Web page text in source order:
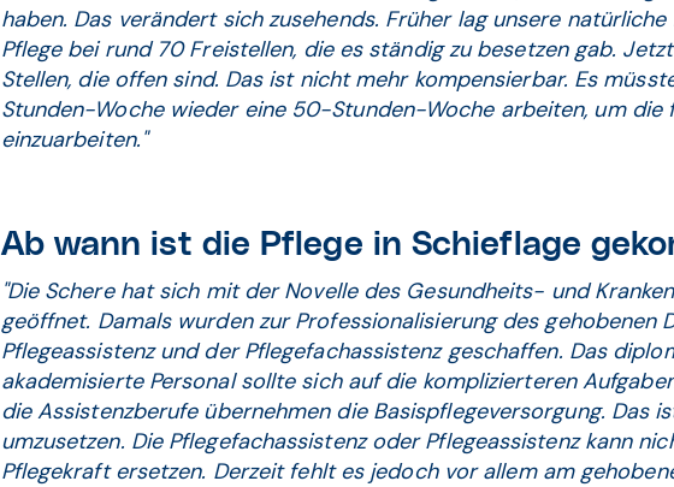
haben. Das verändert sich zusehends. Früher lag unsere
Pflege bei rund 70 Freistellen, die es ständig zu besetzen gab.
Stellen, die offen sind. Das ist nicht mehr kompensierbar. Es
Stunden-Woche wieder eine 50-Stunden-Woche arbeiten, um die
einzuarbeiten."
Ab wann ist die Pflege in Schieflage
"Die Schere hat sich mit der Novelle des Gesundheits- und
geöffnet. Damals wurden zur Professionalisierung des gehobenen
Pflegeassistenz und der Pflegefachassistenz geschaffen. Das
akademisierte Personal sollte sich auf die komplizierteren
die Assistenzberufe übernehmen die Basispflegeversorgung. Das
umzusetzen. Die Pflegefachassistenz oder Pflegeassistenz kann
Pflegekraft ersetzen. Derzeit fehlt es jedoch vor allem am